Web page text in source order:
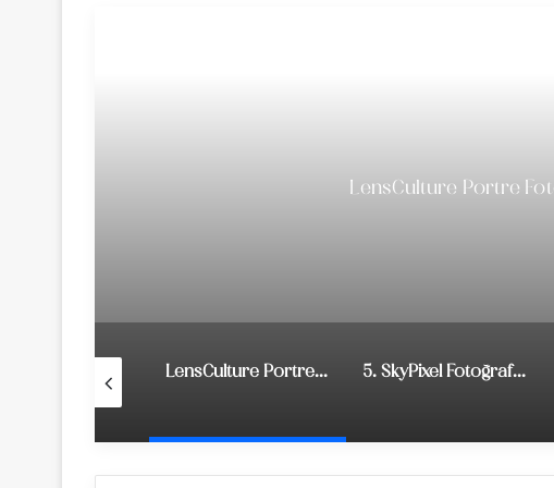
LensCulture Portre
LensCulture Portre Fotoğraf Yarışması 2019 5. SkyPixel Fotoğraf ve Video Yarışması